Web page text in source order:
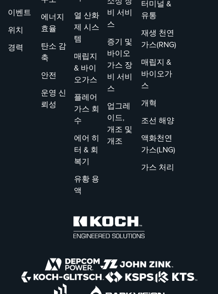
입니다. 이러한
규정의 중요한
과제 중 하나는
다이옥신 및 퓨
란(CDD/CDF)의
배출 속도를 예
측하는 것입니
이벤트
위치
경력
에너지
효율
탄소 감
축
안전
운영 신
뢰성
열 산화
제 시스
템
매립지
& 바이
오가스
플레어
가스 회
수
에어 히
터 & 회
복기
유황 용
액
비 서비
스
증기 및
바이오
가스 장
비 서비
스
업그레
이드,
개조 및
개조
터미널 &
유통
재생 천연
가스(RNG)
매립지 &
바이오가
스
개혁
조선 해양
액화천연
가스(LNG)
가스 처리